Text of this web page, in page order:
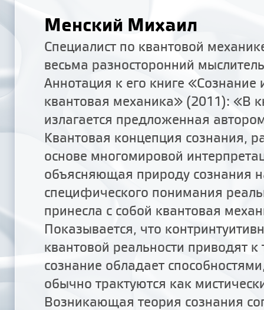
Менский Михаил
Специалист по квантовой
весьма разносторонний
Аннотация к его книге «Сознание
квантовая механика» (2011): «В
излагается предложенная
Квантовая концепция сознания,
основе многомировой
объясняющая природу сознания
специфического понимания
принесла с собой квантовая
Показывается, что
квантовой реальности приводят к
сознание обладает
обычно трактуются как
Возникающая теория сознания